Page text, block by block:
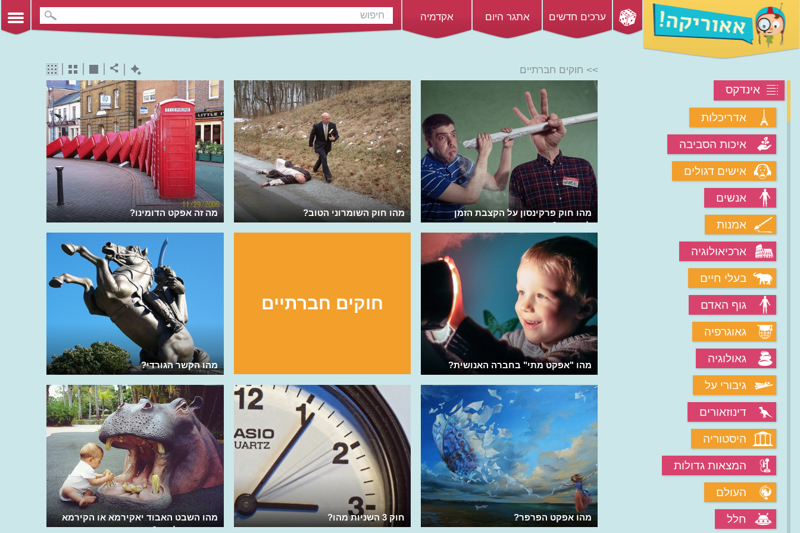
ערכים חדשים אתגר היום אקדמיה
אינדקס
אדריכלות
איכות הסביבה
אישים דגולים
אנשים
אמנות
ארכיאולוגיה
בעלי חיים
גוף האדם
גאוגרפיה
גאולוגיה
גיבורי על
דינוזאורים
היסטוריה
המצאות גדולות
העולם
חלל
>> חוקים חברתיים
מה זה אפקט הדומינו? מהו חוק השומרוני הטוב?
מהו חוק פרקינסון על הקצבת הזמן
למשימה?
מהו הקשר הגורדי?
חוקים חברתיים
מהו "אפקט מתי" בחברה האנושית?
מהו השבט האבוד יאקירמא או הקירמא
באנתרופולוגיה?
חוק 3 השניות מהו? מהו אפקט הפרפר?
מהן שש דרגות של הפרדה?
מהי תאוריית "החלונות השבורים"?